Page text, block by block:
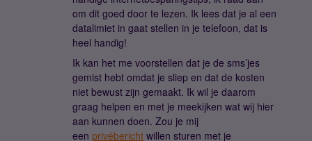
om dit goed door te lezen. Ik lees dat je al een
datalimiet in gaat stellen in je telefoon, dat is
heel handig!
Ik kan het me voorstellen dat je de sms’jes
gemist hebt omdat je sliep en dat de kosten
niet bewust zijn gemaakt. Ik wil je daarom
graag helpen en met je meekijken wat wij hier
aan kunnen doen. Zou je mij
een privébericht willen sturen met je